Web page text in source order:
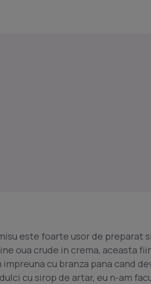
este foarte usor de preparat
oua crude in crema, aceasta
cu branza pana cand
cu sirop de artar, eu n-am